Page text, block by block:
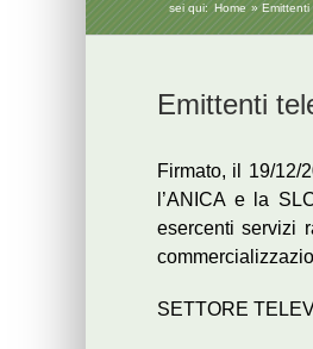
sei qui: Home Emittenti
Emittenti
Firmato, il 19/12/
l’ANICA e la
esercenti servizi
SETTORE